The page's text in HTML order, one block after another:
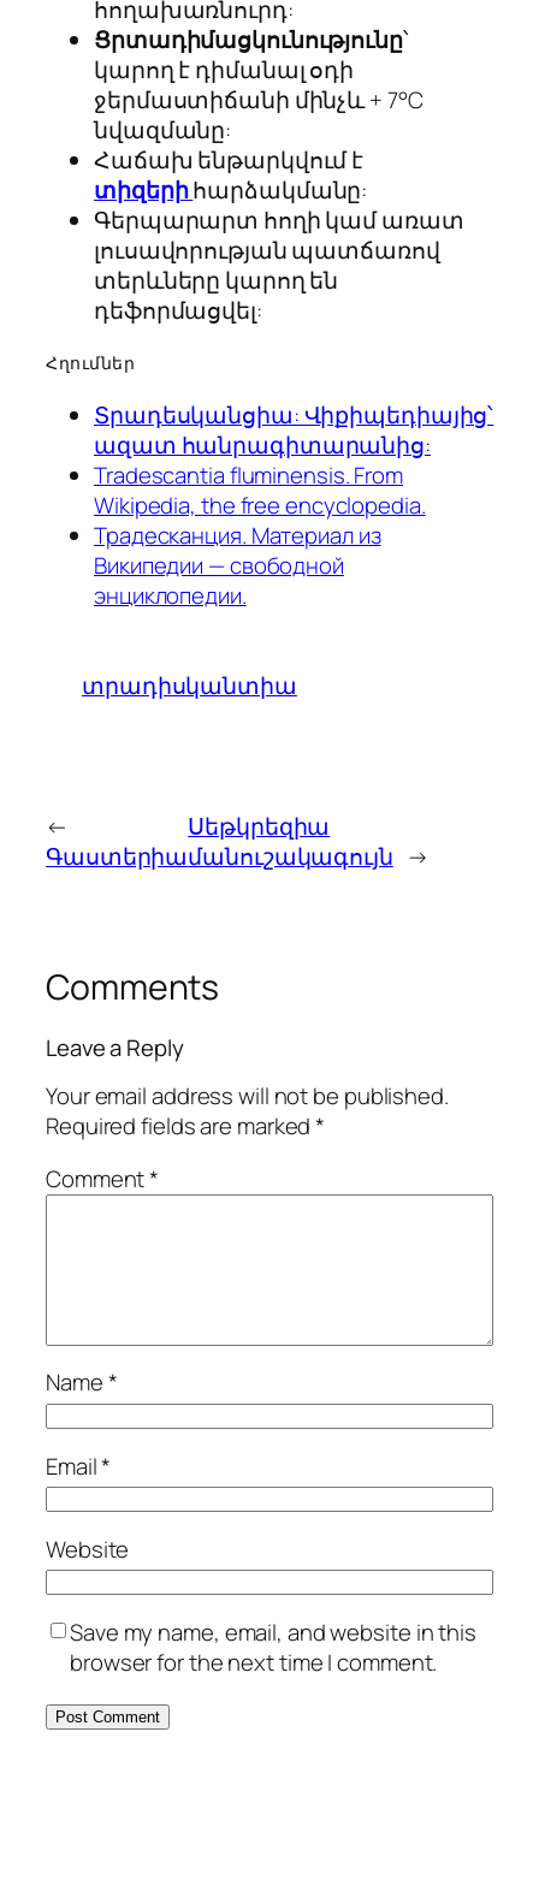
հողախառնուրդ:
Ցրտադիմացկունությունը՝
կարող է դիմանալ օդի
ջերմաստիճանի մինչև + 7°С
նվազմանը:
Հաճախ ենթարկվում է
տիզերիհարձակմանը:
Գերպարարտ հողի կամ առատ
լուսավորության պատճառով
տերևները կարող են
դեֆորմացվել:
Հղումներ
Տրադեսկանցիա: Վիքիպեդիայից՝
ազատ հանրագիտարանից:
Tradescantia fluminensis. From
Wikipedia, the free encyclopedia.
Традесканция. Материал из
Википедии — свободной
энциклопедии.
տրադիսկանտիա
←
Գաստերիա
Սեթկրեզիա
մանուշակագույն →
Comments
Leave a Reply
Your email address will not be published.
Required fields are marked*
Comment*
Name*
Email*
Website
Save my name, email, and website in this
browser for the next time I comment.